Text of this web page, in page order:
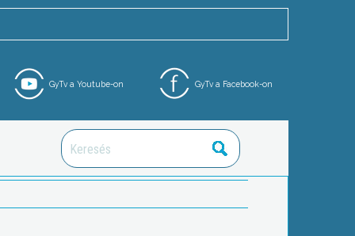
GyTv a Facebook-on
GyTv a Youtube-on